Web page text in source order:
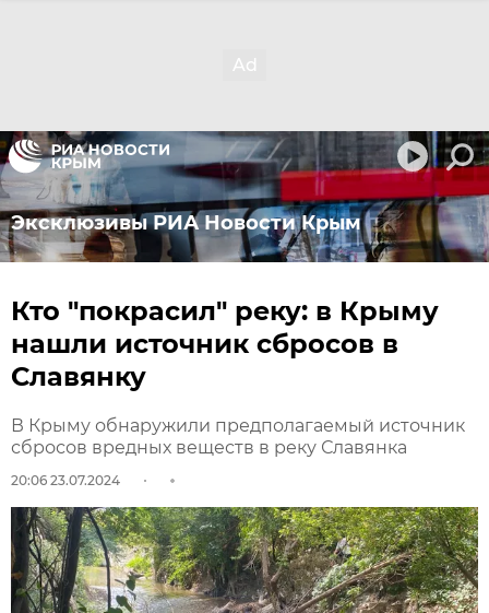
Эксклюзивы РИА Новости Крым
Кто "покрасил" реку: в Крыму
нашли источник сбросов в
Славянку
В Крыму обнаружили предполагаемый источник
сбросов вредных веществ в реку Славянка
20:06 23.07.2024